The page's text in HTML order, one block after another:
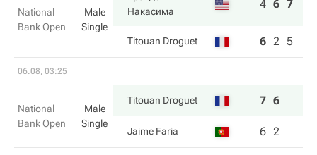
National
Bank Open
Male
Single
Накаcима
4 6 7
Titouan Droguet 6 2 5
06.08, 03:25
National
Bank Open
Male
Single
Titouan Droguet 7 6
Jaime Faria 6 2